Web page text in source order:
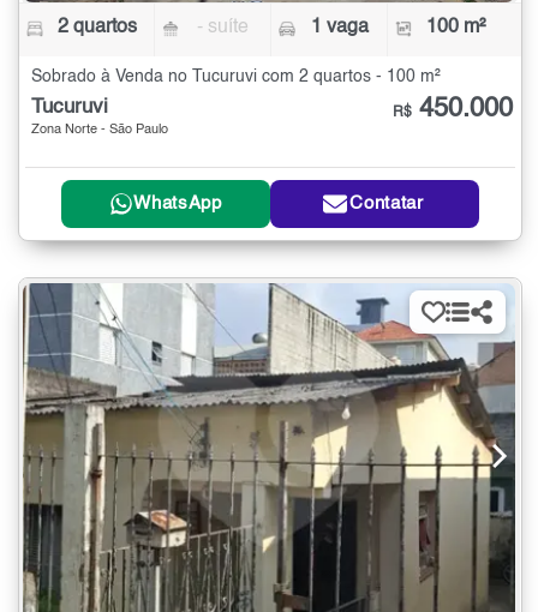
2 quartos - suíte 1 vaga 100 m²
Sobrado à Venda no Tucuruvi com 2 quartos - 100 m²
Tucuruvi
Zona Norte - São Paulo
R$ 450.000
WhatsApp Contatar